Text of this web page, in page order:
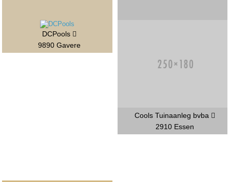
DCPools
9890 Gavere
Cools Tuinaanleg bvba
2910 Essen